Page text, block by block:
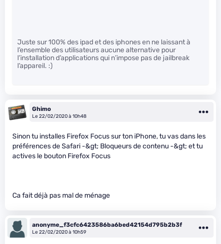
Juste sur 100% des ipad et des iphones en ne laissant à
l’ensemble des utilisateurs aucune alternative pour
l’installation d’applications qui n’impose pas de jailbreak
l’appareil. :)
Ghimo
Le 22/02/2020 à 10h48
Sinon tu installes Firefox Focus sur ton iPhone, tu vas dans les
préférences de Safari -&gt; Bloqueurs de contenu -&gt; et tu
actives le bouton Firefox Focus
Ca fait déjà pas mal de ménage
anonyme_f3cfc6423586ba6bed42154d795b2b3f
Le 22/02/2020 à 10h59